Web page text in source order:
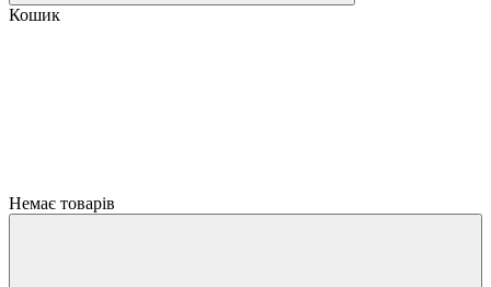
Кошик
Немає товарів